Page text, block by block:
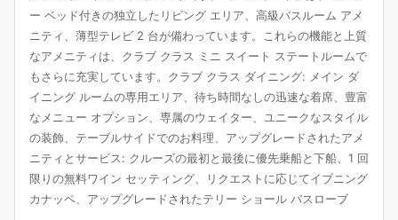
ー ベッド付きの独立したリビング エリア、高級バスルーム アメ
ニティ、薄型テレビ 2 台が備わっています。これらの機能と上質
なアメニティは、クラブ クラス ミニ スイート ステートルームで
もさらに充実しています。クラブ クラス ダイニング: メイン ダ
イニング ルームの専用エリア、待ち時間なしの迅速な着席、豊富
なメニュー オプション、専属のウェイター、ユニークなスタイル
の装飾、テーブルサイドでのお料理、アップグレードされたアメ
ニティとサービス: クルーズの最初と最後に優先乗船と下船、1 回
限りの無料ワイン セッティング、リクエストに応じてイブニング
カナッペ、アップグレードされたテリー ショール バスローブ